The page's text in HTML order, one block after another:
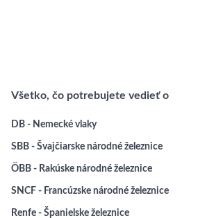
Všetko, čo potrebujete vedieť o
DB - Nemecké vlaky
SBB - Švajčiarske národné železnice
ÖBB - Rakúske národné železnice
SNCF - Francúzske národné železnice
Renfe - Španielske železnice